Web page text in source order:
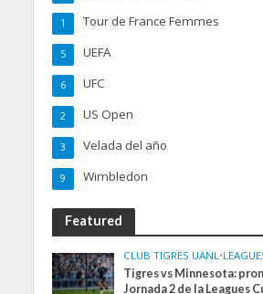
Tour de France Femmes
1
UEFA
5
UFC
6
US Open
2
Velada del año
3
Wimbledon
9
Featured
CLUB TIGRES UANL•
Tigres vs Minnesota:
Jornada 2 de la Leagues